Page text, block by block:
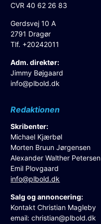
CVR 40 62 26 83
Gerdsvej 10 A
2791 Dragør
Tlf. +20242011
Adm. direktør:
Jimmy Bøjgaard
info@plbold.dk
Redaktionen
Skribenter:
Michael Kjærbøl
Morten Bruun Jørgensen
Alexander Walther Petersen
Emil Plovgaard
info@plbold.dk
Salg og annoncering:
Kontakt Christian Magleby
email:christian@plbold.dk